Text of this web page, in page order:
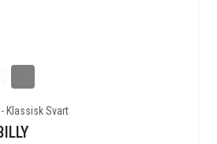
Klassisk Svart